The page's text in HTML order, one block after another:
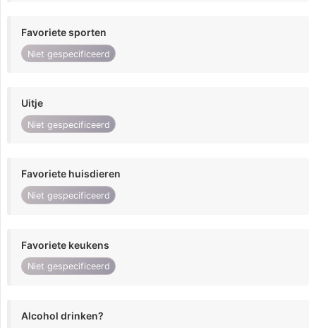
Favoriete sporten
Niet gespecificeerd
Uitje
Niet gespecificeerd
Favoriete huisdieren
Niet gespecificeerd
Favoriete keukens
Niet gespecificeerd
Alcohol drinken?